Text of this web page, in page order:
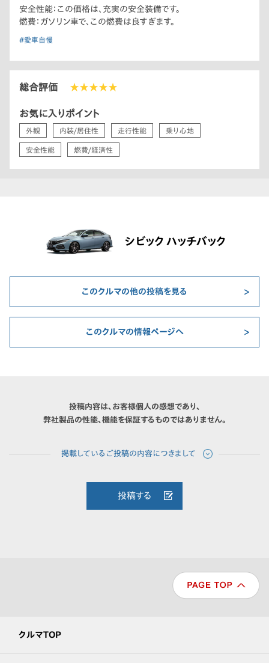
安全性能：この価格は、充実の安全装備です。
燃費：ガソリン車で、この燃費は良すぎます。
#愛車自慢
総合評価 ★★★★★
お気に入りポイント
外観 内装/居住性 走行性能 乗り心地
安全性能 燃費/経済性
シビック ハッチバック
このクルマの他の投稿を見る
このクルマの情報ページへ
投稿内容は、お客様個人の感想であり、
弊社製品の性能、機能を保証するものではありません。
投稿する
クルマTOP